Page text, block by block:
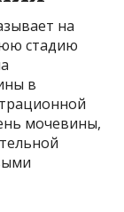
на
стадию
в
мочевины,